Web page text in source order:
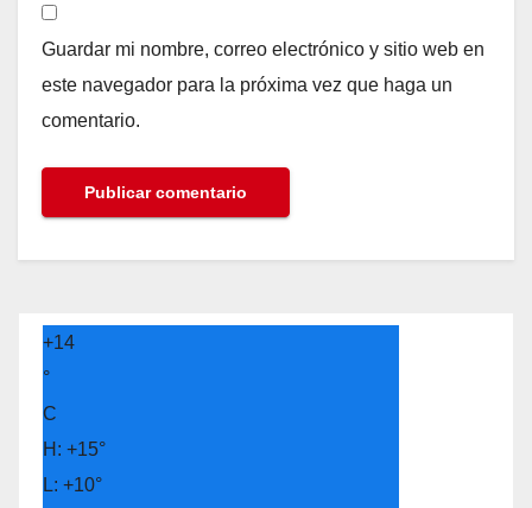
Guardar mi nombre, correo electrónico y sitio web en
este navegador para la próxima vez que haga un
comentario.
+14
°
C
H: +15°
L: +10°